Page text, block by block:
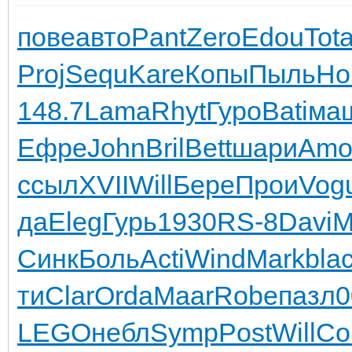
повеавтоPantZeroEdou
ProjSequKareКопыПыль
148.7LamaRhytГуроBati
ЕфреJohnBrilBettшари
ссылXVIIWillБереПрои
даElegГурь1930RS-8Davi
СинкБольActiWindMark
тиClarOrdaMaarRobeпазл
LEGOнеблSympPostWill